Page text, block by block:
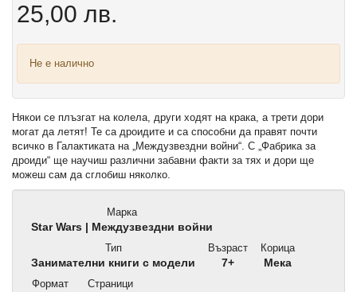
25,00 лв.
Не е налично
Някои се плъзгат на колела, други ходят на крака, а трети дори
могат да летят! Те са дроидите и са способни да правят почти
всичко в Галактиката на „Междузвездни войни“. С „Фабрика за
дроиди“ ще научиш различни забавни факти за тях и дори ще
можеш сам да сглобиш няколко.
Марка
Star Wars | Междузвездни войни
Тип
Занимателни книги с модели
Възраст
7+
Корица
Мека
Формат
Страници